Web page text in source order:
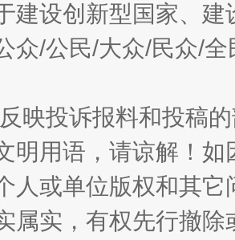
建安的艺术幻境
建设创新型国家、
众/公民/大众/民众/
映投诉报料和投稿
明用语，请谅解！
人或单位版权和其它
属实，有权先行撤